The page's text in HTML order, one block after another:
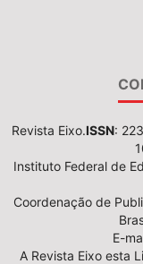
Revista Eixo.ISSN:
Instituto Federal de
Coordenação de
E-
A Revista Eixo esta